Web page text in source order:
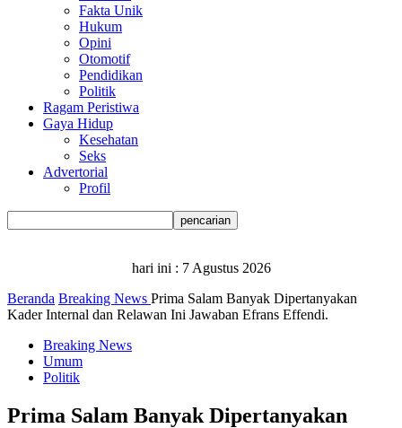
Fakta Unik
Hukum
Opini
Otomotif
Pendidikan
Politik
Ragam Peristiwa
Gaya Hidup
Kesehatan
Seks
Advertorial
Profil
hari ini : 7 Agustus 2026
Beranda Breaking News Prima Salam Banyak Dipertanyakan
Kader Internal dan Relawan Ini Jawaban Efrans Effendi.
Breaking News
Umum
Politik
Prima Salam Banyak Dipertanyakan